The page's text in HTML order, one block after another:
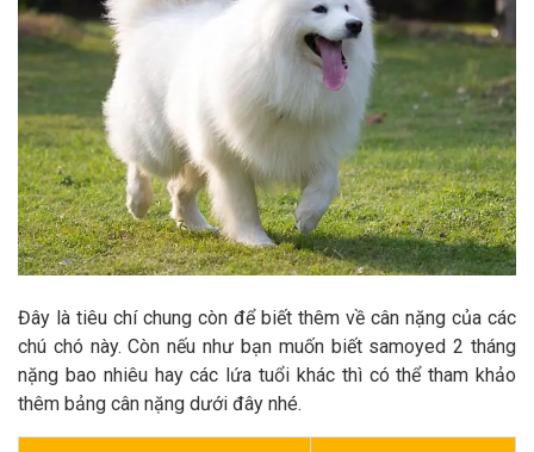
Đây là tiêu chí chung còn để biết thêm về cân nặng của các
chú chó này. Còn nếu như bạn muốn biết samoyed 2 tháng
nặng bao nhiêu hay các lứa tuổi khác thì có thể tham khảo
thêm bảng cân nặng dưới đây nhé.